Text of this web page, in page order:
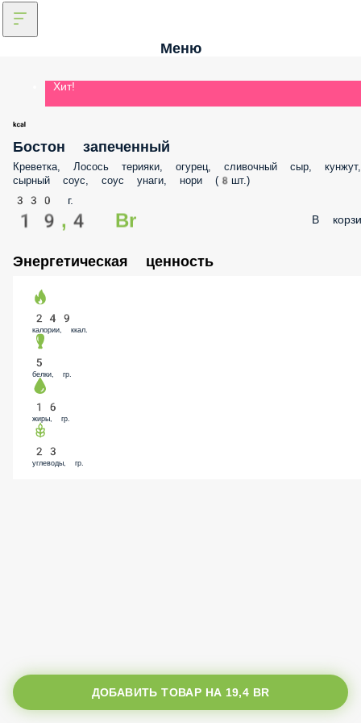
Меню
Хит!
Бостон запеченный
Креветка, Лосось терияки, огурец, сливочный сыр, кунжут,
сырный соус, соус унаги, нори (8шт.)
330 г.
19,4 Br В
Энергетическая ценность
249
калории, ккал.
5
белки, гр.
16
жиры, гр.
23
углеводы, гр.
ДОБАВИТЬ ТОВАР НА 19,4 BR